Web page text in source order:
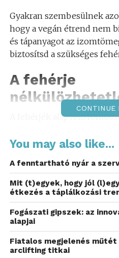
Gyakran szembesülnek
hogy a vegán étrend nem
és tápanyagot az
biztosítsd a szükséges
A fehérje
A fehérjék alapvető
Az izomzat, szövetek,
nem működhetnének
aminosavakból állnak,
nem képes előállítani, így
bevinni.
Hogyan
fehérjeporok
CONTINUE
You may also like...
A fenntartható nyár a
Mit (t)egyek, hogy jól
étkezés a táplálkozási
Fogászati gipszek: az
alapjai
Fiatalos megjelenés
arclifting titkai